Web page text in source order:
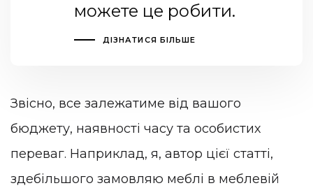
можете це робити.
ДІЗНАТИСЯ БІЛЬШЕ
Звісно, все залежатиме від вашого
бюджету, наявності часу та особистих
переваг. Наприклад, я, автор цієї статті,
здебільшого замовляю меблі в меблевій